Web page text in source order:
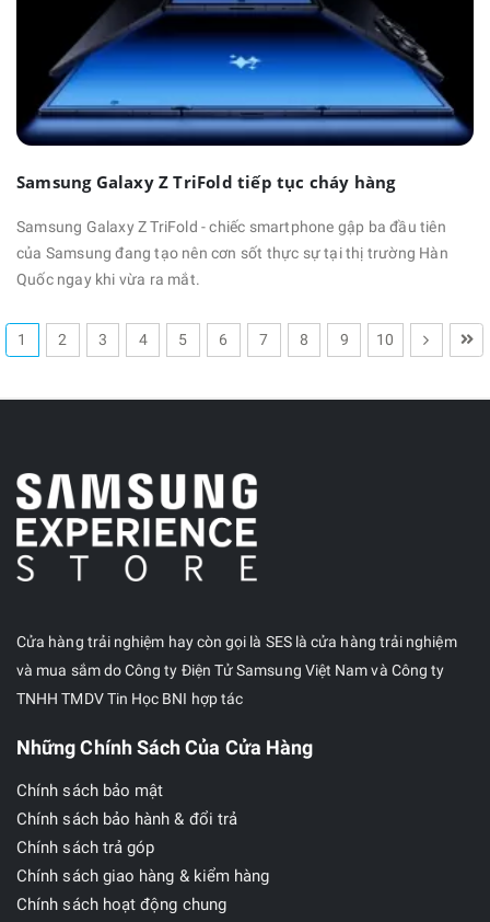
Samsung Galaxy Z TriFold tiếp tục cháy hàng
Samsung Galaxy Z TriFold - chiếc smartphone gập ba đầu tiên
của Samsung đang tạo nên cơn sốt thực sự tại thị trường Hàn
Quốc ngay khi vừa ra mắt.
1 2 3 4 5 6 7 8 9 10
Cửa hàng trải nghiệm hay còn gọi là SES là cửa hàng trải nghiệm
và mua sắm do Công ty Điện Tử Samsung Việt Nam và Công ty
TNHH TMDV Tin Học BNI hợp tác
Những Chính Sách Của Cửa Hàng
Chính sách bảo mật
Chính sách bảo hành & đổi trả
Chính sách trả góp
Chính sách giao hàng & kiểm hàng
Chính sách hoạt động chung